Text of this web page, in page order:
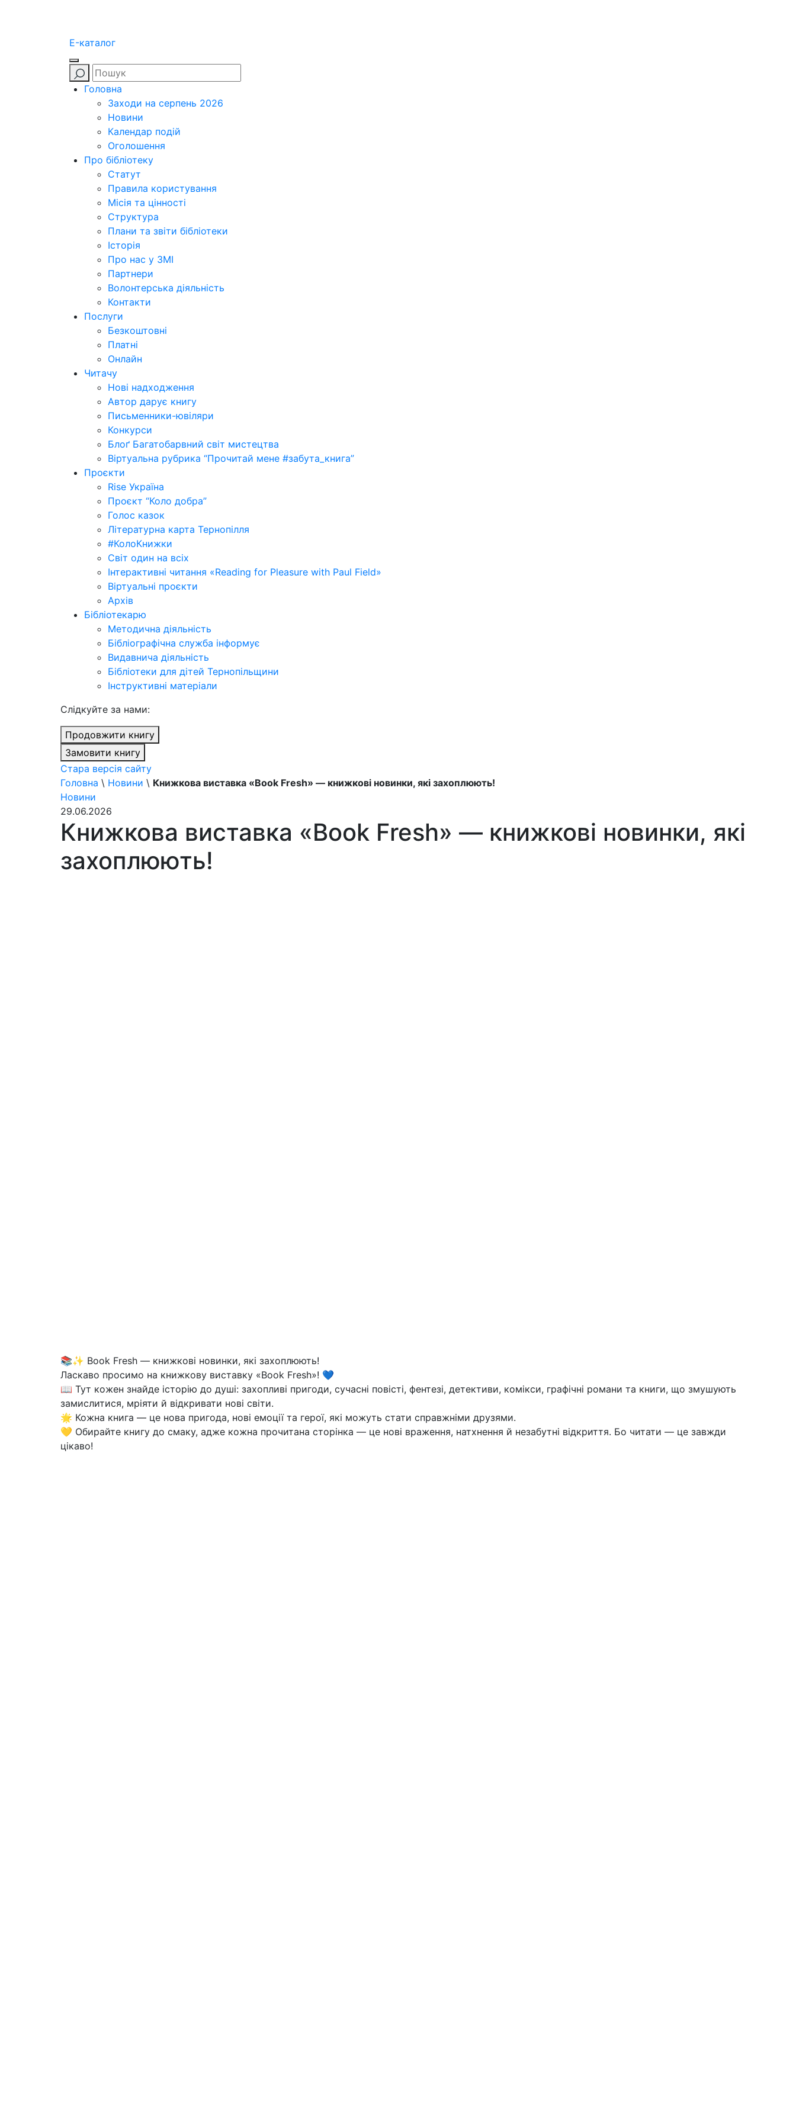
E-каталог
Головна
Заходи на серпень 2026
Новини
Календар подій
Оголошення
Про бібліотеку
Статут
Правила користування
Місія та цінності
Структура
Плани та звіти бібліотеки
Історія
Про нас у ЗМІ
Партнери
Волонтерська діяльність
Контакти
Послуги
Безкоштовні
Платні
Онлайн
Читачу
Нові надходження
Автор дарує книгу
Письменники-ювіляри
Конкурси
Блоґ Багатобарвний світ мистецтва
Віртуальна рубрика “Прочитай мене #забута_книга”
Проєкти
Rise Україна
Проєкт “Коло добра”
Голос казок
Літературна карта Тернопілля
#КолоКнижки
Світ один на всіх
Інтерактивні читання «Reading for Pleasure with Paul Field»
Віртуальні проєкти
Архів
Бібліотекарю
Методична діяльність
Бібліографічна служба інформує
Видавнича діяльність
Бібліотеки для дітей Тернопільщини
Інструктивні матеріали
Cлідкуйте за нами:
Продовжити книгу
Замовити книгу
Стара версія сайту
Головна \ Новини \ Книжкова виставка «Book Fresh» — книжкові новинки, які захоплюють!
Новини
29.06.2026
Книжкова виставка «Book Fresh» — книжкові новинки, які
захоплюють!
📚✨ Book Fresh — книжкові новинки, які захоплюють!
Ласкаво просимо на книжкову виставку «Book Fresh»! 💙
📖 Тут кожен знайде історію до душі: захопливі пригоди, сучасні повісті, фентезі, детективи, комікси, графічні романи та книги, що змушують
замислитися, мріяти й відкривати нові світи.
🌟 Кожна книга — це нова пригода, нові емоції та герої, які можуть стати справжніми друзями.
💛 Обирайте книгу до смаку, адже кожна прочитана сторінка — це нові враження, натхнення й незабутні відкриття. Бо читати — це завжди
цікаво!